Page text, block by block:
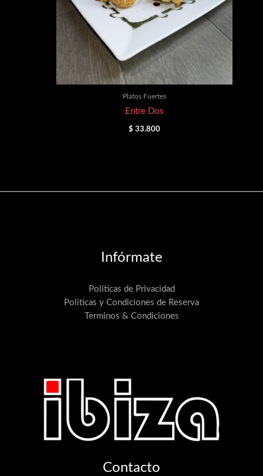
Platos Fuertes
Entre Dos
$ 33.800
Infórmate
Políticas de Privacidad
Políticas y Condiciones de Reserva
Terminos & Condiciones
Contacto